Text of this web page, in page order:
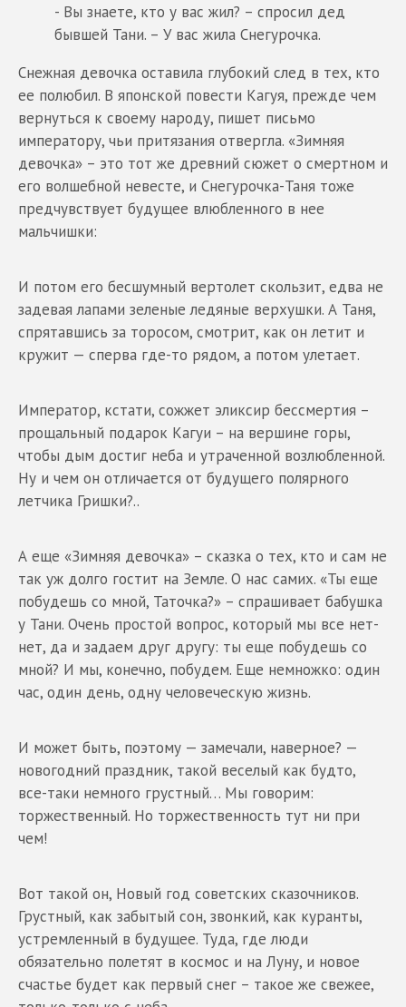
- Вы знаете, кто у вас жил? – спросил дед
бывшей Тани. – У вас жила Снегурочка.
Снежная девочка оставила глубокий след в тех, кто
ее полюбил. В японской повести Кагуя, прежде чем
вернуться к своему народу, пишет письмо
императору, чьи притязания отвергла. «Зимняя
девочка» – это тот же древний сюжет о смертном и
его волшебной невесте, и Снегурочка-Таня тоже
предчувствует будущее влюбленного в нее
мальчишки:
И потом его бесшумный вертолет скользит, едва не
задевая лапами зеленые ледяные верхушки. А Таня,
спрятавшись за торосом, смотрит, как он летит и
кружит — сперва где-то рядом, а потом улетает.
Император, кстати, сожжет эликсир бессмертия –
прощальный подарок Кагуи – на вершине горы,
чтобы дым достиг неба и утраченной возлюбленной.
Ну и чем он отличается от будущего полярного
летчика Гришки?..
А еще «Зимняя девочка» – сказка о тех, кто и сам не
так уж долго гостит на Земле. О нас самих. «Ты еще
побудешь со мной, Таточка?» – спрашивает бабушка
у Тани. Очень простой вопрос, который мы все нет-
нет, да и задаем друг другу: ты еще побудешь со
мной? И мы, конечно, побудем. Еще немножко: один
час, один день, одну человеческую жизнь.
И может быть, поэтому — замечали, наверное? —
новогодний праздник, такой веселый как будто,
все-таки немного грустный… Мы говорим:
торжественный. Но торжественность тут ни при
чем!
Вот такой он, Новый год советских сказочников.
Грустный, как забытый сон, звонкий, как куранты,
устремленный в будущее. Туда, где люди
обязательно полетят в космос и на Луну, и новое
счастье будет как первый снег – такое же свежее,